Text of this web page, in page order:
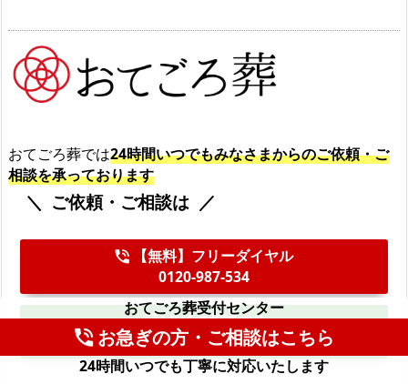
おてごろ葬では24時間いつでもみなさまからのご依頼・ご
相談を承っております
ご依頼・ご相談は
phone_in_talk 【無料】フリーダイヤル
0120-987-534
mobile_friendlyLINEで相談する
公式LINEへ
おてごろ葬受付センター
phone_in_talkお急ぎの方・ご相談はこちら
24時間いつでも丁寧に対応いたします